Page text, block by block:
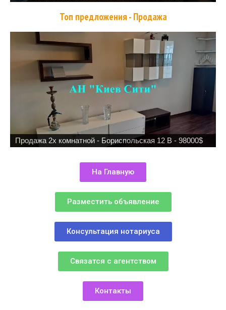
Топ предложения - Продажа
Продажа 2х комнатной - Бориспольская 12 В - 98000$
На Главную
Разместить объявление
Консультация нотариуса
Связатся с агентством
Контакты